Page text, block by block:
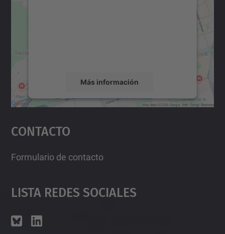
Más información
Aceptar
powered by
Contacto
Formulario de contacto
Lista Redes Sociales